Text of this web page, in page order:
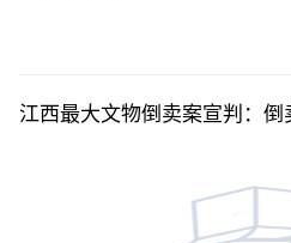
江西最大文物倒卖案宣判：倒